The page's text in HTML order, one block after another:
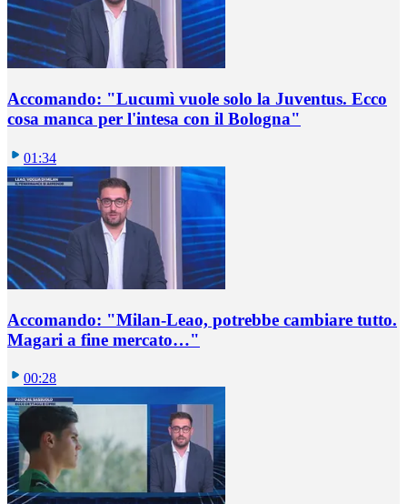
Accomando: "Lucumì vuole solo la Juventus. Ecco
cosa manca per l'intesa con il Bologna"
01:34
Accomando: "Milan-Leao, potrebbe cambiare tutto.
Magari a fine mercato…"
00:28